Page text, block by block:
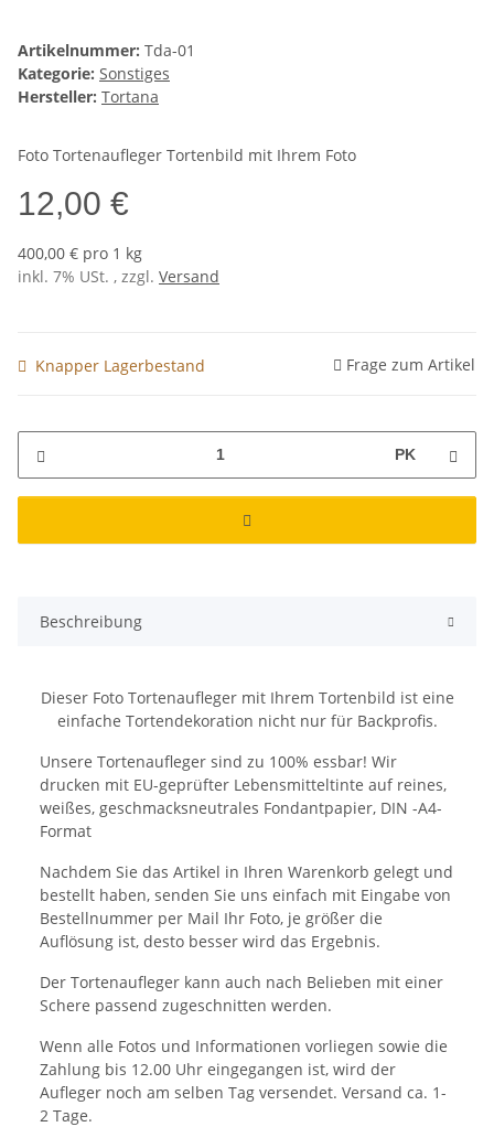
Artikelnummer: Tda-01
Kategorie: Sonstiges
Hersteller: Tortana
Foto Tortenaufleger Tortenbild mit Ihrem Foto
12,00 €
400,00 € pro 1 kg
inkl. 7% USt. , zzgl. Versand
Knapper Lagerbestand Frage zum Artikel
PK
Beschreibung
Dieser Foto Tortenaufleger mit Ihrem Tortenbild ist eine
einfache Tortendekoration nicht nur für Backprofis.
Unsere Tortenaufleger sind zu 100% essbar! Wir
drucken mit EU-geprüfter Lebensmitteltinte auf reines,
weißes, geschmacksneutrales Fondantpapier, DIN -A4-
Format
Nachdem Sie das Artikel in Ihren Warenkorb gelegt und
bestellt haben, senden Sie uns einfach mit Eingabe von
Bestellnummer per Mail Ihr Foto, je größer die
Auflösung ist, desto besser wird das Ergebnis.
Der Tortenaufleger kann auch nach Belieben mit einer
Schere passend zugeschnitten werden.
Wenn alle Fotos und Informationen vorliegen sowie die
Zahlung bis 12.00 Uhr eingegangen ist, wird der
Aufleger noch am selben Tag versendet. Versand ca. 1-
2 Tage.